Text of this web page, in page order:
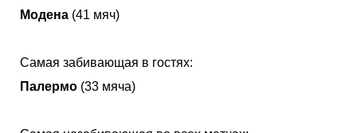
Модена (41 мяч)
Самая забивающая в гостях:
Палермо (33 мяча)